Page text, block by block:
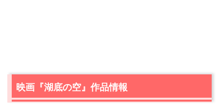
映画『湖底の空』作品情報